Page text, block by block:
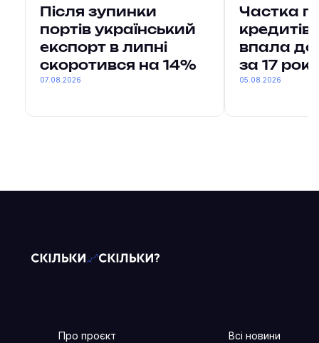
Після зупинки
портів український
експорт в липні
скоротився на 14%
07.08.2026
Частка
кредитів
впала до
за 17
05.08.2026
Про проєкт Всі новини